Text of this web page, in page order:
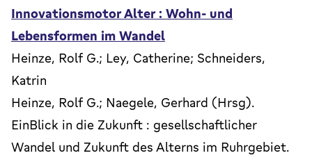
Innovationsmotor Alter : Wohn- und
Lebensformen im Wandel
Heinze, Rolf G.; Ley, Catherine; Schneiders,
Katrin
Heinze, Rolf G.; Naegele, Gerhard (Hrsg).
EinBlick in die Zukunft : gesellschaftlicher
Wandel und Zukunft des Alterns im Ruhrgebiet.